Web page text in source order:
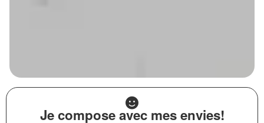
Je compose avec mes envies!